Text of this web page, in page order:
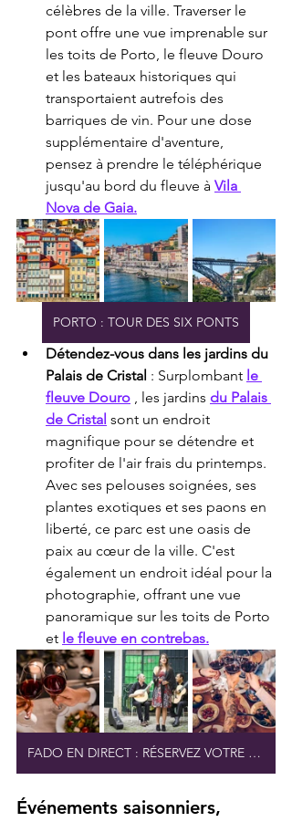
célèbres de la ville. Traverser le
pont offre une vue imprenable sur
les toits de Porto, le fleuve Douro
et les bateaux historiques qui
transportaient autrefois des
barriques de vin. Pour une dose
supplémentaire d'aventure,
pensez à prendre le téléphérique
jusqu'au bord du fleuve à Vila
Nova de Gaia.
PORTO : TOUR DES SIX PONTS
Détendez-vous dans les jardins du
Palais de Cristal : Surplombant le
fleuve Douro , les jardins du Palais
de Cristal sont un endroit
magnifique pour se détendre et
profiter de l'air frais du printemps.
Avec ses pelouses soignées, ses
plantes exotiques et ses paons en
liberté, ce parc est une oasis de
paix au cœur de la ville. C'est
également un endroit idéal pour la
photographie, offrant une vue
panoramique sur les toits de Porto
et le fleuve en contrebas.
FADO EN DIRECT : RÉSERVEZ VOTRE PLACE
Événements saisonniers,